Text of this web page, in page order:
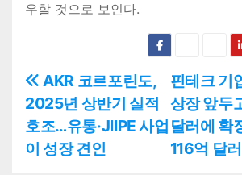
우할 것으로 보인다.
글
탐
색
핀테크 기
상장 앞두
달러에 확
116억 달러
AKR 코르포린도,
2025년 상반기 실적
호조…유통·JIIPE 사업
이 성장 견인